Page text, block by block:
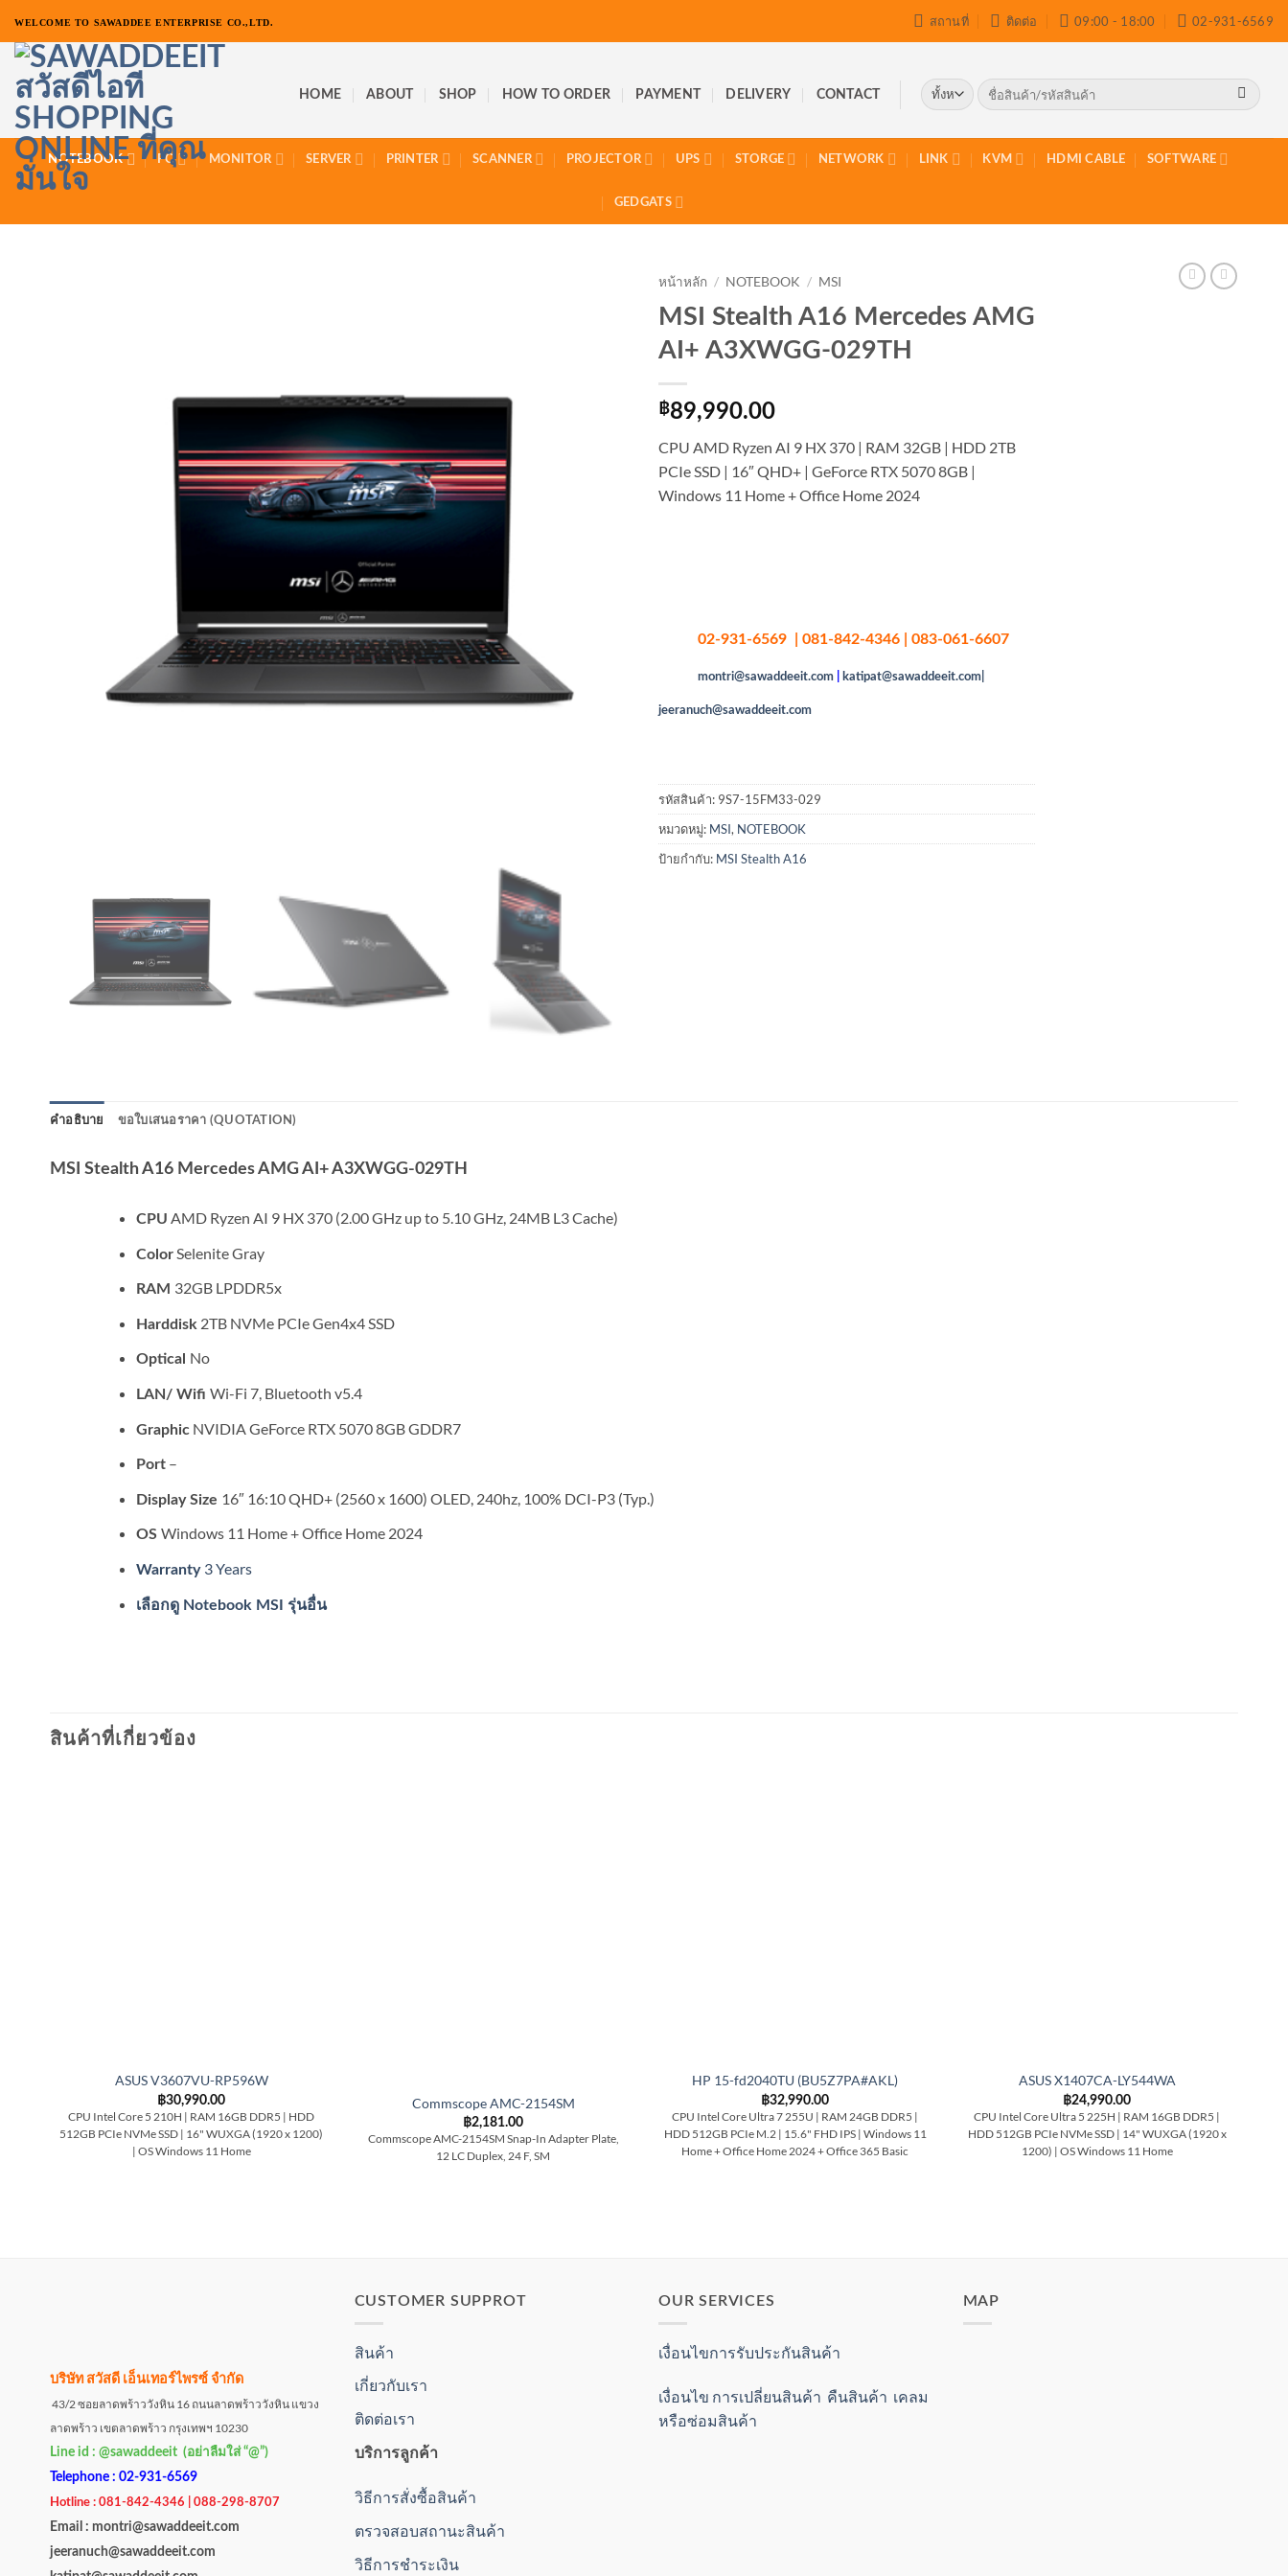
ยัง
เนื้อหา
WELCOME TO SAWADDEE ENTERPRISE CO.,LTD. สถานที่ ติดต่อ 09:00 - 18:00 02-931-6569
HOME ABOUT SHOP HOW TO ORDER PAYMENT DELIVERY CONTACT
ค้นหา:
NOTEBOOK PC MONITOR SERVER PRINTER SCANNER PROJECTOR UPS STORGE NETWORK LINK KVM HDMI CABLE SOFTWARE
GEDGATS
หน้าหลัก / NOTEBOOK / MSI
MSI Stealth A16 Mercedes AMG
AI+ A3XWGG-029TH
฿89,990.00
CPU AMD Ryzen AI 9 HX 370 | RAM 32GB | HDD 2TB
PCIe SSD | 16″ QHD+ | GeForce RTX 5070 8GB |
Windows 11 Home + Office Home 2024
02-931-6569 | 081-842-4346 | 083-061-6607
montri@sawaddeeit.com katipat@sawaddeeit.com|
jeeranuch@sawaddeeit.com
รหัสสินค้า: 9S7-15FM33-029
หมวดหมู่: MSI, NOTEBOOK
ป้ายกำกับ: MSI Stealth A16
คำอธิบาย ขอใบเสนอราคา (QUOTATION)
MSI Stealth A16 Mercedes AMG AI+ A3XWGG-029TH
CPU AMD Ryzen AI 9 HX 370 (2.00 GHz up to 5.10 GHz, 24MB L3 Cache)
ColorSelenite Gray
RAM 32GB LPDDR5x
Harddisk 2TB NVMe PCIe Gen4x4 SSD
Optical No
LAN/ Wifi Wi-Fi 7, Bluetooth v5.4
Graphic NVIDIA GeForce RTX 5070 8GB GDDR7
Port–
Display Size 16″ 16:10 QHD+ (2560 x 1600) OLED, 240hz, 100% DCI-P3 (Typ.)
OS Windows 11 Home + Office Home 2024
Warranty 3 Years
เลือกดู Notebook MSI รุ่นอื่น
สินค้าที่เกี่ยวข้อง
ASUS V3607VU-RP596W
฿30,990.00
CPU Intel Core 5 210H | RAM 16GB DDR5 | HDD
512GB PCIe NVMe SSD | 16" WUXGA (1920 x 1200)
| OS Windows 11 Home
Commscope AMC-2154SM
฿2,181.00
Commscope AMC-2154SM Snap-In Adapter Plate,
12 LC Duplex, 24 F, SM
HP 15-fd2040TU (BU5Z7PA#AKL)
฿32,990.00
CPU Intel Core Ultra 7 255U | RAM 24GB DDR5 |
HDD 512GB PCIe M.2 | 15.6" FHD IPS | Windows 11
Home + Office Home 2024 + Office 365 Basic
ASUS X1407CA-LY544WA
฿24,990.00
CPU Intel Core Ultra 5 225H | RAM 16GB DDR5 |
HDD 512GB PCIe NVMe SSD | 14" WUXGA (1920 x
1200) | OS Windows 11 Home
บริษัท สวัสดี เอ็นเทอร์ไพรซ์ จำกัด
43/2 ซอยลาดพร้าววังหิน 16 ถนนลาดพร้าววังหิน แขวง
ลาดพร้าว เขตลาดพร้าว กรุงเทพฯ 10230
Line id : @sawaddeeit (อย่าลืมใส่ “@”)
Telephone : 02-931-6569
Hotline : 081-842-4346 | 088-298-8707
Email : montri@sawaddeeit.com
jeeranuch@sawaddeeit.com
CUSTOMER SUPPROT
สินค้า
เกี่ยวกับเรา
ติดต่อเรา
บริการลูกค้า
วิธีการสั่งซื้อสินค้า
ตรวจสอบสถานะสินค้า
วิธีการชำระเงิน
OUR SERVICES
เงื่อนไขการรับประกันสินค้า
เงื่อนไข การเปลี่ยนสินค้า คืนสินค้า เคลม
หรือซ่อมสินค้า
MAP